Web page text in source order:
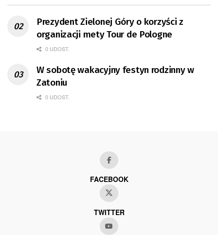
Prezydent Zielonej Góry o korzyści z
organizacji mety Tour de Pologne
0 UDOST.
W sobotę wakacyjny festyn rodzinny w
Zatoniu
0 UDOST.
FACEBOOK
TWITTER